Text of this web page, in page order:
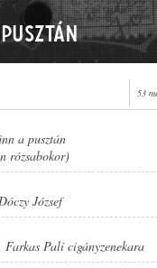
53
a pusztán
rózsabokor)
József
Farkas Pali cigányzenekara